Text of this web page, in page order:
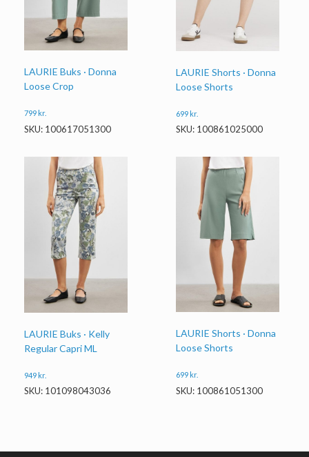
LAURIE Buks · Donna
Loose Crop
799 kr.
SKU: 100617051300
LAURIE Shorts · Donna
Loose Shorts
699kr.
SKU: 100861025000
LAURIE Buks · Kelly
Regular Capri ML
949kr.
SKU: 101098043036
LAURIE Shorts · Donna
Loose Shorts
699 kr.
SKU: 100861051300